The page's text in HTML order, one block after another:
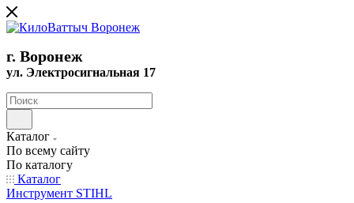
г. Воронеж
ул. Электросигнальная 17
Каталог
По всему сайту
По каталогу
Каталог
Инструмент STIHL